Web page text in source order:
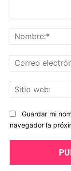
Guardar mi
navegador la